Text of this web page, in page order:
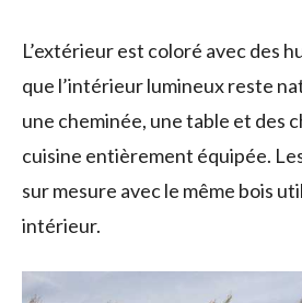
L’extérieur est coloré avec des
que l’intérieur lumineux reste
une cheminée, une table et des
cuisine entièrement équipée.
sur mesure avec le même bois
intérieur.